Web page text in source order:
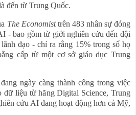
đến từ Trung Quốc.
The Economisttrên 483 nhân sự đóng
- bao gồm từ giới nghiên cứu đến đội
đạo - chỉ ra rằng 15% trong số họ
cấp từ một cơ sở giáo dục Trung
ngày càng thành công trong việc
dữ liệu từ hãng Digital Science, Trung
cứu AI đang hoạt động hơn cả Mỹ,